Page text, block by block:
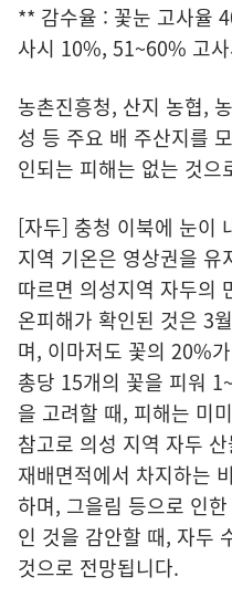
** 감수율 : 꽃눈 고사율
사시 10%, 51~60% 고
농촌진흥청, 산지 농협,
성 등 주요 배 주산지를
인되는 피해는 없는 것으
[자두] 충청 이북에 눈이
지역 기온은 영상권을 유
따르면 의성지역 자두의
온피해가 확인된 것은 3
며, 이마저도 꽃의 20%
총당 15개의 꽃을 피워
을 고려할 때, 피해는 미
참고로 의성 지역 자두
재배면적에서 차지하는
하며, 그을림 등으로 인
인 것을 감안할 때, 자두
것으로 전망됩니다.